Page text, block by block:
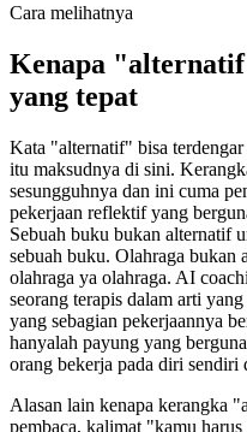
Cara melihatnya
Kenapa
yang tepat
Kata "alternatif" bisa
itu maksudnya di sini.
sesungguhnya dan ini cuma
pekerjaan reflektif yang
Sebuah buku bukan alternatif
sebuah buku. Olahraga bukan
olahraga ya olahraga. AI
seorang terapis dalam arti
yang sebagian pekerjaannya
hanyalah payung yang
orang bekerja pada diri sendiri
Alasan lain kenapa kerangka
pembaca, kalimat "kamu